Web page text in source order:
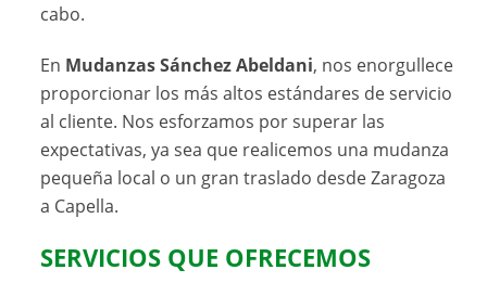
cabo.
En Mudanzas Sánchez Abeldani, nos enorgullece
proporcionar los más altos estándares de servicio
al cliente. Nos esforzamos por superar las
expectativas, ya sea que realicemos una mudanza
pequeña local o un gran traslado desde Zaragoza
a Capella.
SERVICIOS QUE OFRECEMOS